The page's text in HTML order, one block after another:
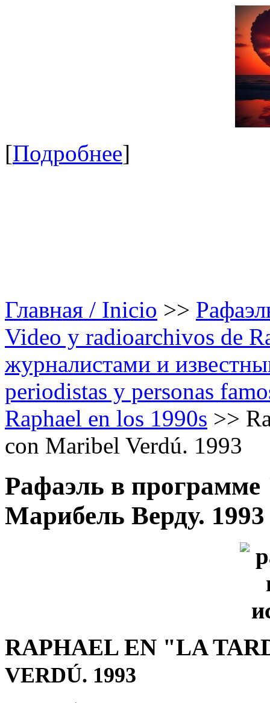
[Подробнее]
Главная / Inicio >>
Video y radioarchivos de
журналистами и
periodistas y personas
Raphael en los 1990s >>
con Maribel Verdú. 1993
Рафаэль в
Марибель Верду. 1993
RAPHAEL EN "LA
VERDÚ. 1993